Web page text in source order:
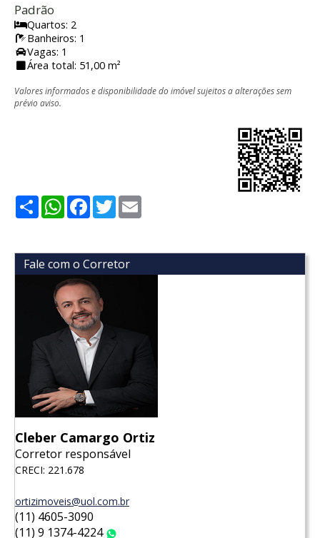
Padrão
Quartos: 2
Banheiros: 1
Vagas: 1
Área total: 51,00 m²
Valores informados e disponibilidade do imóvel sujeitos a alterações sem
prévio aviso.
ShareWhatsApp
Facebook
Twitter
Fale com o Corretor
Cleber Camargo Ortiz
Corretor responsável
CRECI: 221.678
ortizimoveis@uol.com.br
(11) 4605-3090
(11) 9 1374-4224